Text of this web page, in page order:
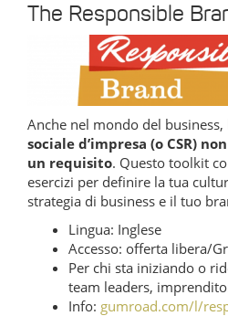
The Responsible
Anche nel mondo del business,
sociale d’impresa (o CSR)
un requisito. Questo toolkit
esercizi per definire la tua
strategia di business e il tuo
Lingua: Inglese
Accesso: offerta libera/
Per chi sta iniziando o
team leaders,
Info: gumroad.com/l/